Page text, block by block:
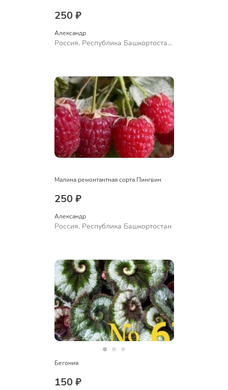
250 ₽
Александр
Россия, Республика Башкортостан,
Малина ремонтантная сорта Пингвин
250 ₽
Александр
Россия, Республика Башкортостан
Бегония
150 ₽